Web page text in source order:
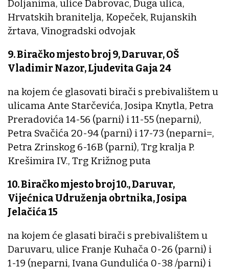
Doljanima, ulice Dabrovac, Duga ulica,
Hrvatskih branitelja, Kopeček, Rujanskih
žrtava, Vinogradski odvojak
9. Biračko mjesto broj 9, Daruvar, OŠ
Vladimir Nazor, Ljudevita Gaja 24
na kojem će glasovati birači s prebivalištem u
ulicama Ante Starčevića, Josipa Knytla, Petra
Preradovića 14-56 (parni) i 11-55 (neparni),
Petra Svačića 20-94 (parni) i 17-73 (neparni=,
Petra Zrinskog 6-16B (parni), Trg kralja P.
Krešimira IV., Trg Križnog puta
10. Biračko mjesto broj 10., Daruvar,
Vijećnica Udruženja obrtnika, Josipa
Jelačića 15
na kojem će glasati birači s prebivalištem u
Daruvaru, ulice Franje Kuhača 0-26 (parni) i
1-19 (neparni, Ivana Gundulića 0-38 /parni) i